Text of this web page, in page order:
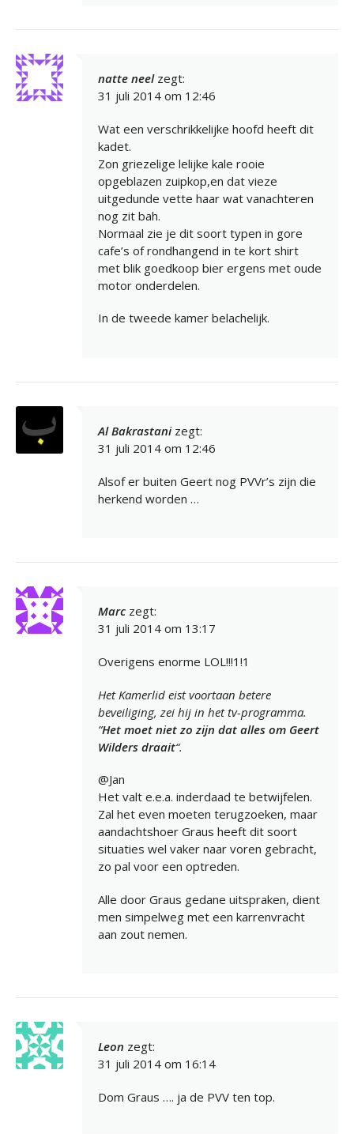
natte neel zegt:
31 juli 2014 om 12:46
Wat een verschrikkelijke hoofd heeft dit
kadet.
Zon griezelige lelijke kale rooie
opgeblazen zuipkop,en dat vieze
uitgedunde vette haar wat vanachteren
nog zit bah.
Normaal zie je dit soort typen in gore
cafe’s of rondhangend in te kort shirt
met blik goedkoop bier ergens met oude
motor onderdelen.
In de tweede kamer belachelijk.
Al Bakrastani zegt:
31 juli 2014 om 12:46
Alsof er buiten Geert nog PVVr’s zijn die
herkend worden …
Marc zegt:
31 juli 2014 om 13:17
Overigens enorme LOL!!!1!1
Het Kamerlid eist voortaan betere
beveiliging, zei hij in het tv-programma.
”Het moet niet zo zijn dat alles om Geert
Wilders draait“.
@Jan
Het valt e.e.a. inderdaad te betwijfelen.
Zal het even moeten terugzoeken, maar
aandachtshoer Graus heeft dit soort
situaties wel vaker naar voren gebracht,
zo pal voor een optreden.
Alle door Graus gedane uitspraken, dient
men simpelweg met een karrenvracht
aan zout nemen.
Leon zegt:
31 juli 2014 om 16:14
Dom Graus …. ja de PVV ten top.